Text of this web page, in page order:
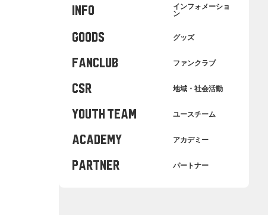
INFO
インフォメーショ
ン
GOODS グッズ
FANCLUB ファンクラブ
CSR 地域・社会活動
YOUTH TEAM ユースチーム
ACADEMY アカデミー
PARTNER パートナー